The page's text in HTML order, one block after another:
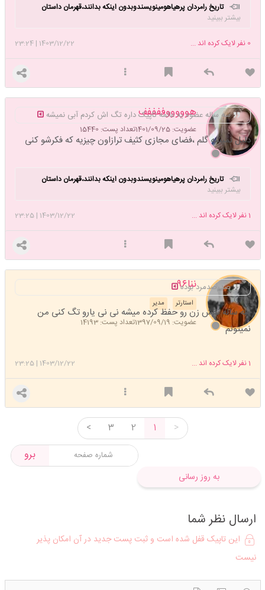
تاریخ رامردان پرهیاهومینویسندوبدون اینکه بدانند،قهرمان داستان
هایشان زاده چه کسانی بوده اند👸
بیشتر ببینید
1403/12/22
|
23:24 0 نفر لایک کرده اند ...
هوووووففففف
عضویت: 1401/09/25 تعداد پست: 15440
سه ساله عضوه یه عالمه تاپیک داره تگ اش کردم آبی نمیشه
دلیل نمیشه گلم ،فضای مجازی کثیف ترازاون چیزیه که فکرشو کنی
تاریخ رامردان پرهیاهومینویسندوبدون اینکه بدانند،قهرمان داستان
هایشان زاده چه کسانی بوده اند👸
بیشتر ببینید
1403/12/22
|
23:25 1نفر لایک کرده اند ...
ننا۹۶
مدیر استارتر
عضویت: 1397/09/19 تعداد پست: 14193
صدرصدمرد بوده
سه ساله نقش زن رو حفظ کرده میشه نی نی یارو تگ کنی من
نمیتونم
1403/12/22
|
23:25 1نفر لایک کرده اند ...
>
1
2
3
<
برو
به روز رسانی
ارسال نظر شما
این تاپیک قفل شده است و ثبت پست جدید در آن امکان پذیر
نیست